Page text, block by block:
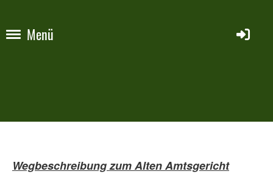
Menü
Wegbeschreibung zum Alten Amtsgericht